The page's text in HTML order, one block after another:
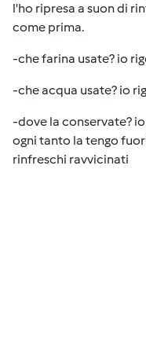
l'ho ripresa a suon di
come prima.
-che farina usate? io
-che acqua usate? io
-dove la conservate?
ogni tanto la tengo
rinfreschi ravvicinati